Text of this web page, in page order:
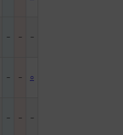
－ － －
－ － ○
－ － －